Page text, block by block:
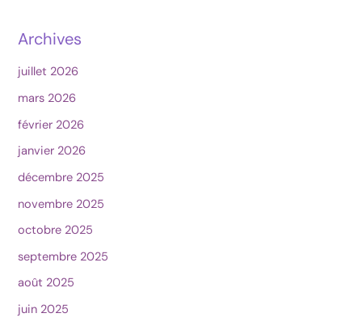
Archives
juillet 2026
mars 2026
février 2026
janvier 2026
décembre 2025
novembre 2025
octobre 2025
septembre 2025
août 2025
juin 2025